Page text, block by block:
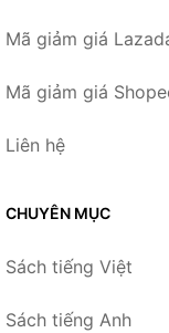
Mã giảm giá
Mã giảm giá
Liên hệ
CHUYÊN MỤC
Sách tiếng Việt
Sách tiếng Anh